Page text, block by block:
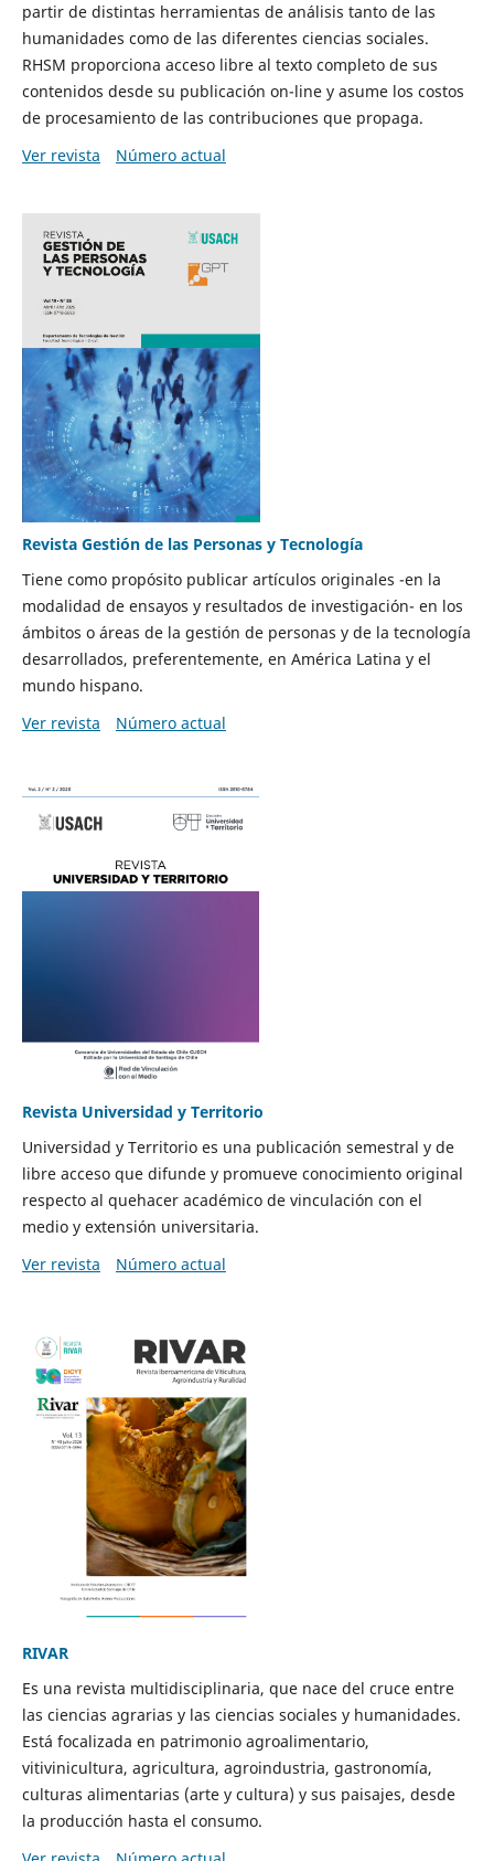
partir de distintas herramientas de análisis tanto de las
humanidades como de las diferentes ciencias sociales.
RHSM proporciona acceso libre al texto completo de sus
contenidos desde su publicación on-line y asume los costos
de procesamiento de las contribuciones que propaga.
Ver revista
Número actual
Revista Gestión de las Personas y Tecnología
Tiene como propósito publicar artículos originales -en la
modalidad de ensayos y resultados de investigación- en los
ámbitos o áreas de la gestión de personas y de la tecnología
desarrollados, preferentemente, en América Latina y el
mundo hispano.
Ver revista
Número actual
Revista Universidad y Territorio
Universidad y Territorio es una publicación semestral y de
libre acceso que difunde y promueve conocimiento original
respecto al quehacer académico de vinculación con el
medio y extensión universitaria.
Ver revista
Número actual
RIVAR
Es una revista multidisciplinaria, que nace del cruce entre
las ciencias agrarias y las ciencias sociales y humanidades.
Está focalizada en patrimonio agroalimentario,
vitivinicultura, agricultura, agroindustria, gastronomía,
culturas alimentarias (arte y cultura) y sus paisajes, desde
la producción hasta el consumo.